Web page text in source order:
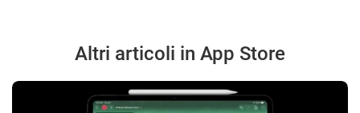
Altri articoli in App Store